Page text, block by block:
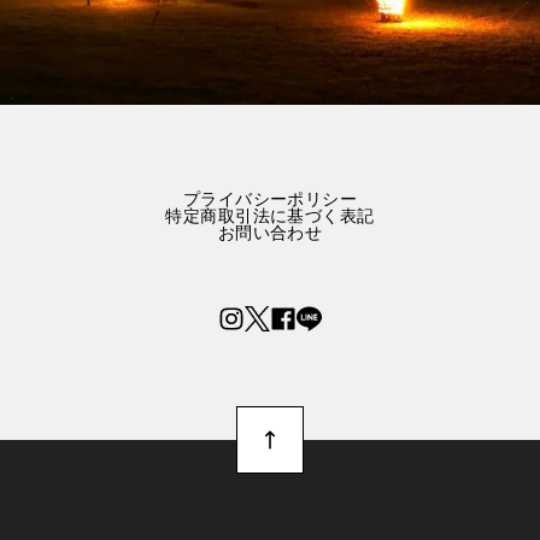
プライバシーポリシー
特定商取引法に基づく表記
お問い合わせ